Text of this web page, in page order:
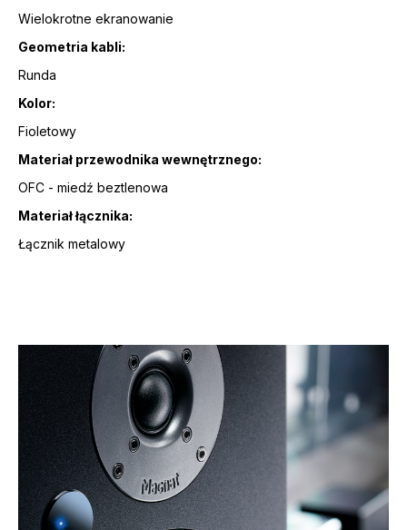
Wielokrotne ekranowanie
Geometria kabli:
Runda
Kolor:
Fioletowy
Materiał przewodnika wewnętrznego:
OFC - miedź beztlenowa
Materiał łącznika:
Łącznik metalowy